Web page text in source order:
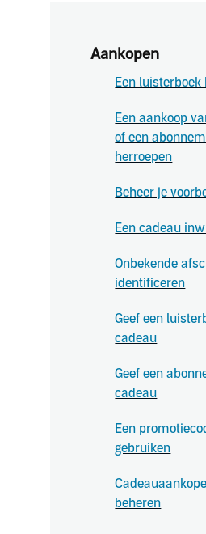
Aankopen
Een luisterboek
Een aankoop
of een
herroepen
Beheer je
Een cadeau
Onbekende
identificeren
Geef een
cadeau
Geef een
cadeau
Een
gebruiken
beheren